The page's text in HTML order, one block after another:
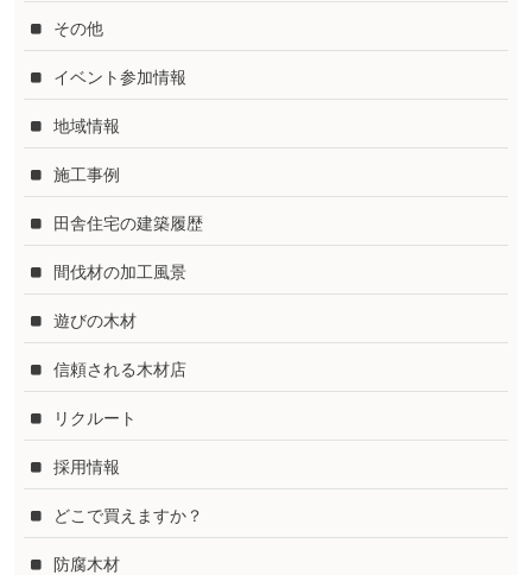
その他
イベント参加情報
地域情報
施工事例
田舎住宅の建築履歴
間伐材の加工風景
遊びの木材
信頼される木材店
リクルート
採用情報
どこで買えますか？
防腐木材